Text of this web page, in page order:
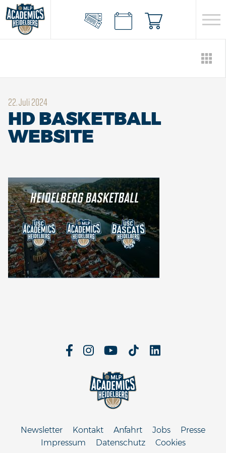
22. Juli 2024
HD BASKETBALL
WEBSITE
Newsletter Kontakt Anfahrt Jobs
Presse
Impressum
Datenschutz Cookies